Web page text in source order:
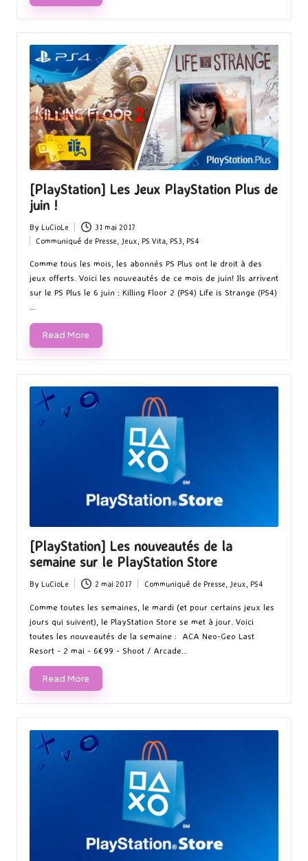
[PlayStation] Les Jeux PlayStation Plus de
juin !
Posted
by
By LuCioLe 31 mai 2017
Posted
in
Communiqué de Presse Jeux PS Vita PS3 PS4
Comme tous les mois, les abonnés PS Plus ont le droit à des
jeux offerts. Voici les nouveautés de ce mois de juin! Ils arrivent
sur le PS Plus le 6 juin : Killing Floor 2 (PS4) Life is Strange (PS4)
…
Read More
[PlayStation] Les nouveautés de la
semaine sur le PlayStation Store
Posted
by
By LuCioLe 2 mai 2017
Posted
in
Communiqué de Presse, Jeux, PS4
Comme toutes les semaines, le mardi (et pour certains jeux les
jours qui suivent), le PlayStation Store se met à jour. Voici
toutes les nouveautés de la semaine : ACA Neo-Geo Last
Resort - 2 mai - 6€99 - Shoot / Arcade…
Read More